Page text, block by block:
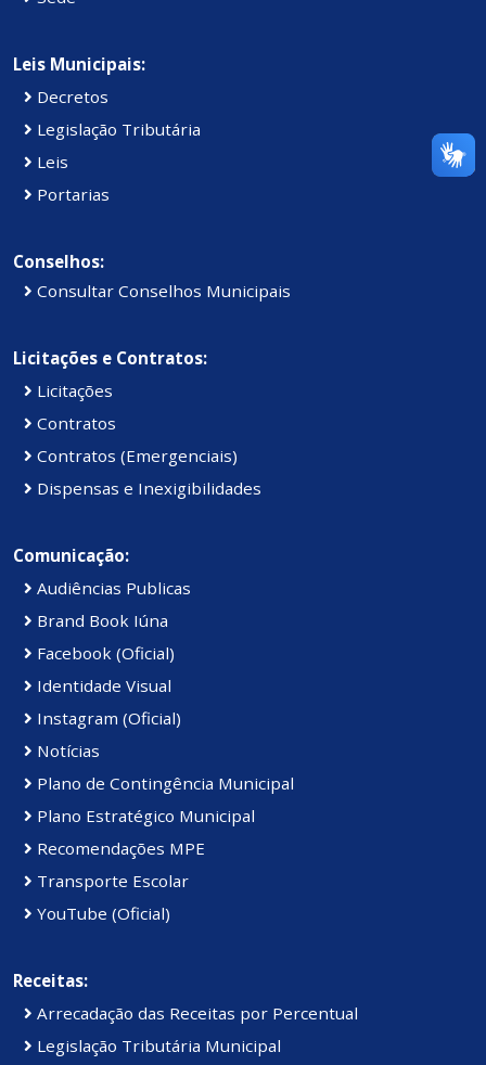
Leis Municipais:
Decretos
Legislação Tributária
Leis
Portarias
Conselhos:
Consultar Conselhos Municipais
Licitações e Contratos:
Licitações
Contratos
Contratos (Emergenciais)
Dispensas e Inexigibilidades
Comunicação:
Audiências Publicas
Brand Book Iúna
Facebook (Oficial)
Identidade Visual
Instagram (Oficial)
Notícias
Plano de Contingência Municipal
Plano Estratégico Municipal
Recomendações MPE
Transporte Escolar
YouTube (Oficial)
Receitas:
Arrecadação das Receitas por Percentual
Legislação Tributária Municipal